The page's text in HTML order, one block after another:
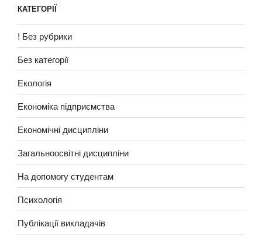
КАТЕГОРІЇ
! Без рубрики
Без категорії
Екологія
Економіка підприємства
Економічні дисципліни
Загальноосвітні дисципліни
На допомогу студентам
Психологія
Публікації викладачів